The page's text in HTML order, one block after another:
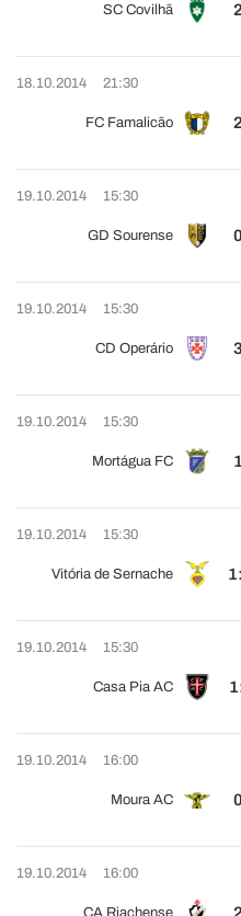
SC Covilhã
18.10.2014 21:30
FC Famalicão
19.10.2014 15:30
GD Sourense
19.10.2014 15:30
CD Operário
19.10.2014 15:30
Mortágua FC
19.10.2014 15:30
Vitória de Sernache
19.10.2014 15:30
Casa Pia AC
19.10.2014 16:00
Moura AC
19.10.2014 16:00
CA Riachense